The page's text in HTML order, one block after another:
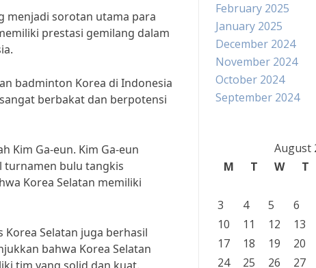
menjadi sorotan utama para
prestasi gemilang dalam
badminton Korea di Indonesia
berbakat dan berpotensi
Kim Ga-eun. Kim Ga-eun
turnamen bulu tangkis
Korea Selatan memiliki
Selatan juga berhasil
bahwa Korea Selatan
February 2025
January 2025
December 2024
November 2024
October 2024
September 2024
August
M
T W T
3
4 5 6
10
11 12 13
17
18 19 20
24
25 26 27